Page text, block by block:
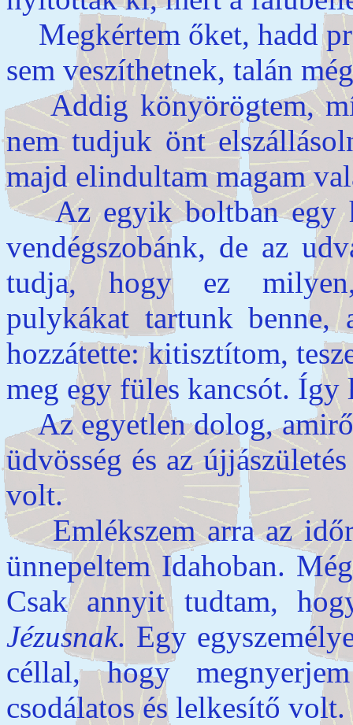
Megkértem őket, hadd
sem veszíthetnek, talán
Addig könyörögtem,
nem tudjuk önt
majd elindultam magam
Az egyik boltban egy
vendégszobánk, de az
tudja, hogy ez milyen,
pulykákat tartunk benne,
hozzátette: kitisztítom,
meg egy füles kancsót.
Az egyetlen dolog,
üdvösség és az
volt.
Emlékszem arra az
ünnepeltem Idahoban.
Csak annyit tudtam,
Jézusnak. Egy
céllal, hogy
csodálatos és lelkesítő